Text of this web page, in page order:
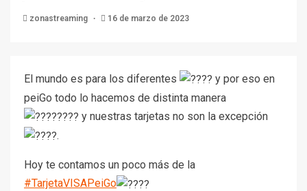
zonastreaming 16 de marzo de 2023
El mundo es para los diferentes
y por eso en
peiGo todo lo hacemos de distinta manera
y nuestras tarjetas no son la excepción
.
Hoy te contamos un poco más de la
#TarjetaVISAPeiGo